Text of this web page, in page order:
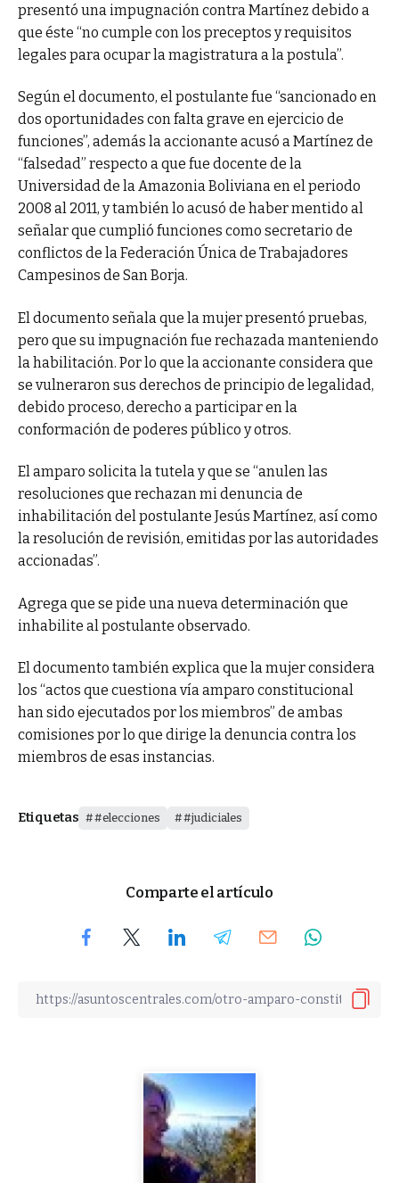
presentó una impugnación contra Martínez debido a
que éste “no cumple con los preceptos y requisitos
legales para ocupar la magistratura a la postula”.
Según el documento, el postulante fue “sancionado en
dos oportunidades con falta grave en ejercicio de
funciones”, además la accionante acusó a Martínez de
“falsedad” respecto a que fue docente de la
Universidad de la Amazonia Boliviana en el periodo
2008 al 2011, y también lo acusó de haber mentido al
señalar que cumplió funciones como secretario de
conflictos de la Federación Única de Trabajadores
Campesinos de San Borja.
El documento señala que la mujer presentó pruebas,
pero que su impugnación fue rechazada manteniendo
la habilitación. Por lo que la accionante considera que
se vulneraron sus derechos de principio de legalidad,
debido proceso, derecho a participar en la
conformación de poderes público y otros.
El amparo solicita la tutela y que se “anulen las
resoluciones que rechazan mi denuncia de
inhabilitación del postulante Jesús Martínez, así como
la resolución de revisión, emitidas por las autoridades
accionadas”.
Agrega que se pide una nueva determinación que
inhabilite al postulante observado.
El documento también explica que la mujer considera
los “actos que cuestiona vía amparo constitucional
han sido ejecutados por los miembros” de ambas
comisiones por lo que dirige la denuncia contra los
miembros de esas instancias.
Etiquetas #elecciones #judiciales
Comparte el artículo